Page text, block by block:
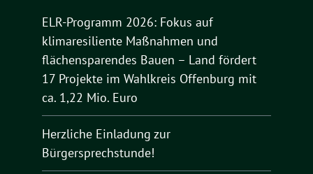
ELR-Programm 2026: Fokus auf
klimaresiliente Maßnahmen und
flächensparendes Bauen – Land fördert
17 Projekte im Wahlkreis Offenburg mit
ca. 1,22 Mio. Euro
Herzliche Einladung zur
Bürgersprechstunde!